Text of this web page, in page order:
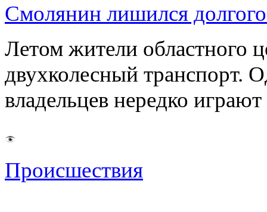
Смолянин лишился
Летом жители областного
двухколесный транспорт.
владельцев нередко
Происшествия